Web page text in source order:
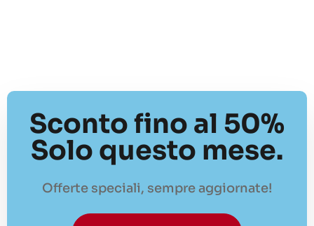
Sconto fino al 50%
Solo questo mese.
Offerte speciali, sempre aggiornate!